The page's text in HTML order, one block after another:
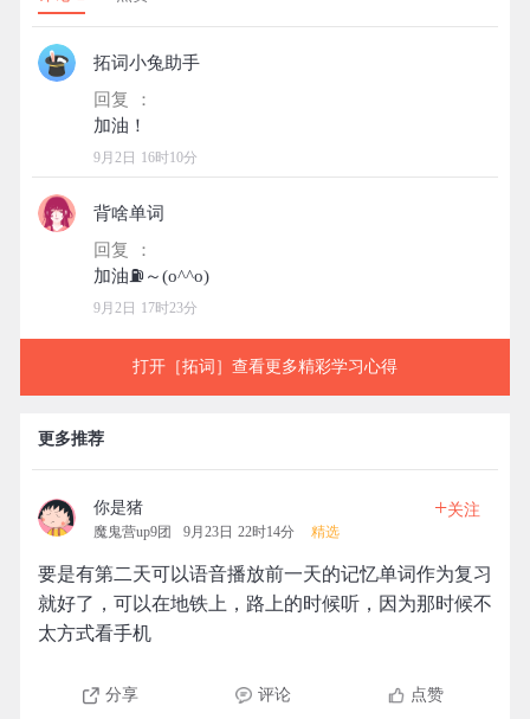
拓词小兔助手
回复 ：
9月2日 16时10分
背啥单词
回复 ：
9月2日 17时23分
打开［拓词］查看更多精彩学习心得
更多推荐
你是猪
魔鬼营up9团 9月23日 22时14分 精选
+关注
要是有第二天可以语音播放前一天的记忆单词作为复习
就好了，可以在地铁上，路上的时候听，因为那时候不
太方式看手机
分享 评论 点赞